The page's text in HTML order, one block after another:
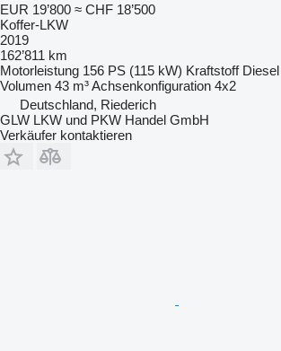
EUR 19’800 ≈ CHF 18’500
Koffer-LKW
2019
162’811 km
Motorleistung 156 PS (115 kW) Kraftstoff Diesel
Volumen 43 m³Achsenkonfiguration 4x2
Deutschland, Riederich
GLW LKW und PKW Handel GmbH
Verkäufer kontaktieren